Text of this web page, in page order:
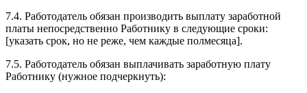
7.4. Работодатель обязан производить выплату заработной
платы непосредственно Работнику в следующие сроки:
[указать срок, но не реже, чем каждые полмесяца].
7.5. Работодатель обязан выплачивать заработную плату
Работнику (нужное подчеркнуть):